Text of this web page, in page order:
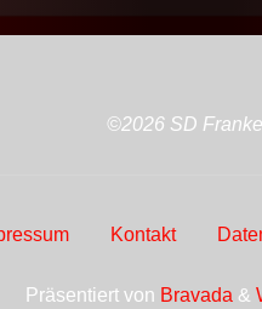
©2026 SD
Kontakt
Präsentiert von Bravada &